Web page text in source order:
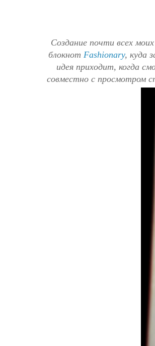
Создание почти всех
блокнот Fashionary, куда
идея приходит, когда
совместно с просмотром